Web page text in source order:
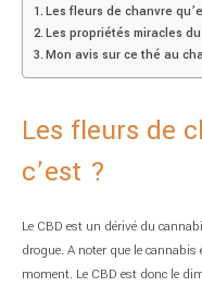
Les fleurs de chanvre
Les propriétés miracles
Mon avis sur ce thé au
Les fleurs de
c’est ?
Le CBD est un dérivé du
drogue. A noter que le cannabis
moment. Le CBD est donc le